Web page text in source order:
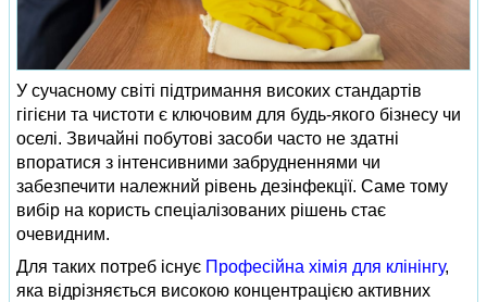
У сучасному світі підтримання високих стандартів
гігієни та чистоти є ключовим для будь-якого бізнесу чи
оселі. Звичайні побутові засоби часто не здатні
впоратися з інтенсивними забрудненнями чи
забезпечити належний рівень дезінфекції. Саме тому
вибір на користь спеціалізованих рішень стає
очевидним.
Для таких потреб існує Професійна хімія для клінінгу,
яка відрізняється високою концентрацією активних